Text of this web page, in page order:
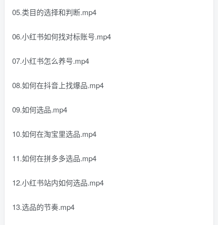
05.类目的选择和判断.mp4
06.小红书如何找对标账号.mp4
07.小红书怎么养号.mp4
08.如何在抖音上找爆品.mp4
09.如何选品.mp4
10.如何在淘宝里选品.mp4
11.如何在拼多多选品.mp4
12.小红书站内如何选品.mp4
13.选品的节奏.mp4